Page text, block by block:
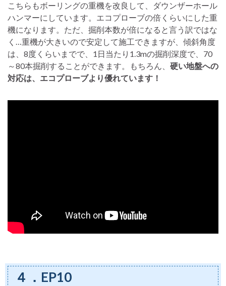
こちらもボーリングの重機を改良して、ダウンザーホール
ハンマーにしています。エコプローブの倍くらいにした重
機になります。ただ、掘削本数が倍になると言う訳ではな
く…重機が大きいので安定して施工できますが、傾斜角度
は、8度くらいまでで、1日当たり1.3mの掘削深度で、70
～80本掘削することができます。もちろん、 硬い地盤への
対応は、エコプローブより優れています！
４．EP10